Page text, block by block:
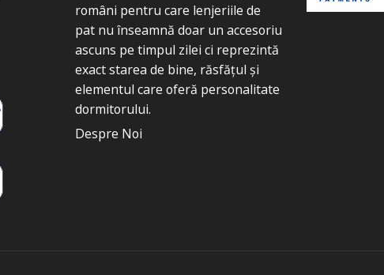
români pentru care lenjeriile de
pat nu înseamnă doar un accesoriu
ascuns pe timpul zilei ci reprezintă
exact starea de bine, răsfățul și
elementul care oferă personalitate
dormitorului.
Despre Noi